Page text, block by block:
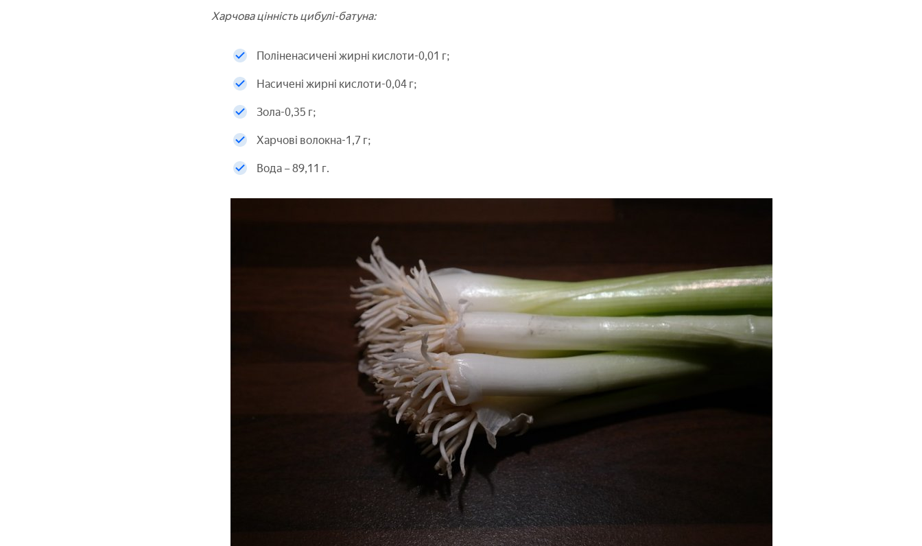
Харчова цінність цибулі-батуна:
Поліненасичені жирні кислоти-0,01 г;
Насичені жирні кислоти-0,04 г;
Зола-0,35 г;
Харчові волокна-1,7 г;
Вода – 89,11 г.